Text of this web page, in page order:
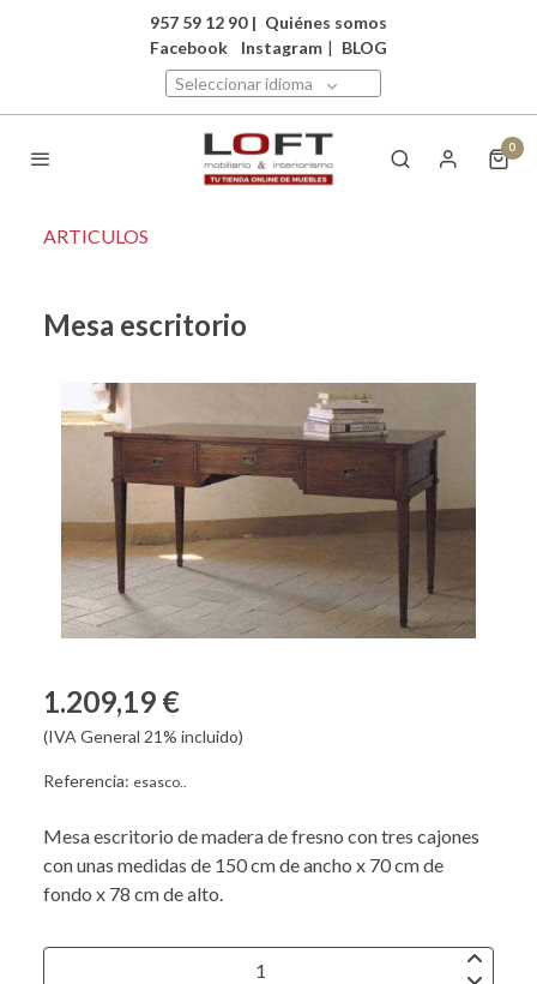
957 59 12 90 | Quiénes somos
Facebook
Instagram | BLOG
Seleccionar idioma
0
ARTICULOS
Mesa escritorio
1.209,19 €
(IVA General 21% incluido)
Referencia: esasco..
Mesa escritorio de madera de fresno con tres cajones
con unas medidas de 150 cm de ancho x 70 cm de
fondo x 78 cm de alto.